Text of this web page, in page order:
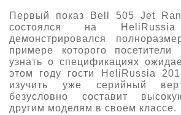
Первый показ Bell 505 Jet
состоялся на
демонстрировался
примере которого посетители
узнать о спецификациях
этом году гости HeliRussia
изучить уже серийный
безусловно составит
другим моделям в своем классе.